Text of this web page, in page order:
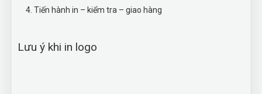
Tiến hành in – kiểm tra – giao hàng
Lưu ý khi in logo